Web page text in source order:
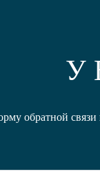
У
обратной